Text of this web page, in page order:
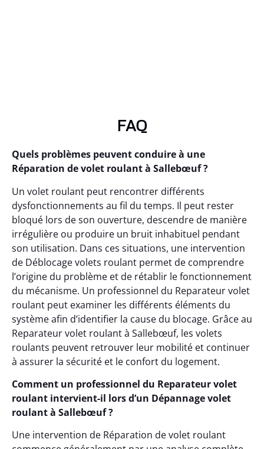
FAQ
Quels problèmes peuvent conduire à une
Réparation de volet roulant à Sallebœuf ?
Un volet roulant peut rencontrer différents
dysfonctionnements au fil du temps. Il peut rester
bloqué lors de son ouverture, descendre de manière
irrégulière ou produire un bruit inhabituel pendant
son utilisation. Dans ces situations, une intervention
de Déblocage volets roulant permet de comprendre
l’origine du problème et de rétablir le fonctionnement
du mécanisme. Un professionnel du Reparateur volet
roulant peut examiner les différents éléments du
système afin d’identifier la cause du blocage. Grâce au
Reparateur volet roulant à Sallebœuf, les volets
roulants peuvent retrouver leur mobilité et continuer
à assurer la sécurité et le confort du logement.
Comment un professionnel du Reparateur volet
roulant intervient-il lors d’un Dépannage volet
roulant à Sallebœuf ?
Une intervention de Réparation de volet roulant